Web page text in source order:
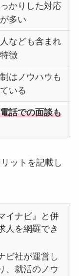
かりした対応
多い
なども含まれ
徴
はノウハウも
いる
話での面談も
ットを記載し
イナビ』と併
人を網羅でき
ビ社が運営し
、就活のノウ